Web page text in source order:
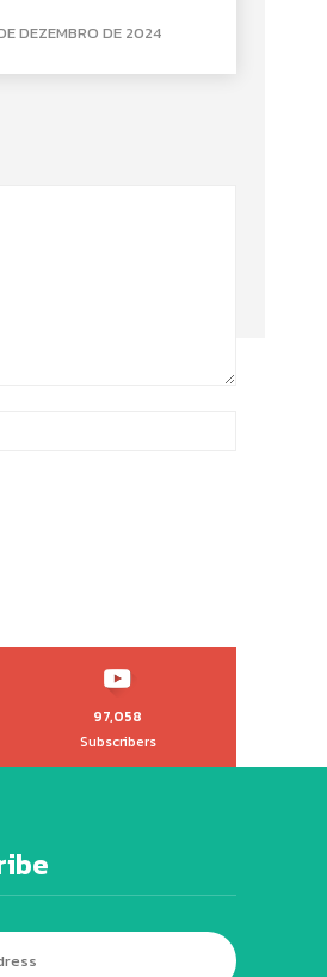
DEZEMBRO DE 2024
97,058
Subscribers